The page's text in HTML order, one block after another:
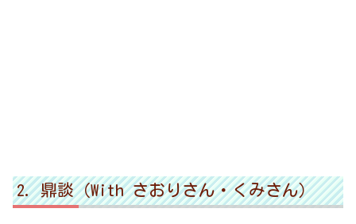
鼎談（With さおりさん・くみさん）